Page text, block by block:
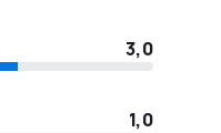
3,0
1,0